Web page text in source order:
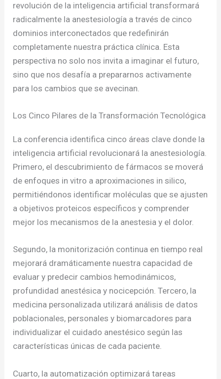
revolución de la inteligencia artificial transformará
radicalmente la anestesiología a través de cinco
dominios interconectados que redefinirán
completamente nuestra práctica clínica. Esta
perspectiva no solo nos invita a imaginar el futuro,
sino que nos desafía a prepararnos activamente
para los cambios que se avecinan.
Los Cinco Pilares de la Transformación Tecnológica
La conferencia identifica cinco áreas clave donde la
inteligencia artificial revolucionará la anestesiología.
Primero, el descubrimiento de fármacos se moverá
de enfoques in vitro a aproximaciones in silico,
permitiéndonos identificar moléculas que se ajusten
a objetivos proteicos específicos y comprender
mejor los mecanismos de la anestesia y el dolor.
Segundo, la monitorización continua en tiempo real
mejorará dramáticamente nuestra capacidad de
evaluar y predecir cambios hemodinámicos,
profundidad anestésica y nocicepción. Tercero, la
medicina personalizada utilizará análisis de datos
poblacionales, personales y biomarcadores para
individualizar el cuidado anestésico según las
características únicas de cada paciente.
Cuarto, la automatización optimizará tareas